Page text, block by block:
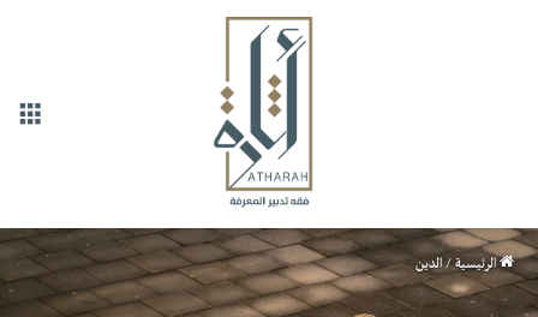
الرئيسية / الدين